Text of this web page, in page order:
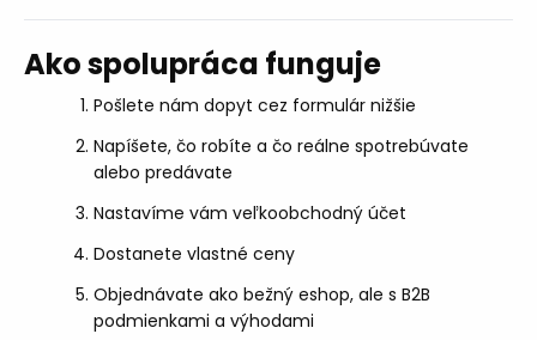
Ako spolupráca funguje
Pošlete nám dopyt cez formulár nižšie
Napíšete, čo robíte a čo reálne spotrebúvate
alebo predávate
Nastavíme vám veľkoobchodný účet
Dostanete vlastné ceny
Objednávate ako bežný eshop, ale s B2B
podmienkami a výhodami